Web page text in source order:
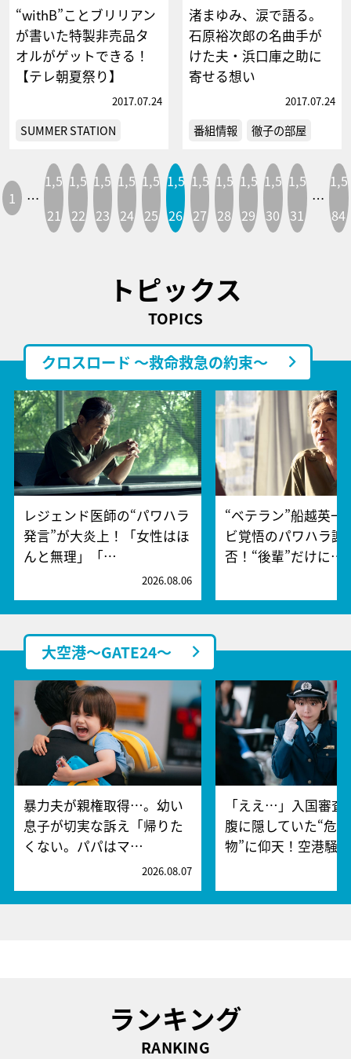
“withB”ことブリリアン
が書いた特製非売品タ
オルがゲットできる！
【テレ朝夏祭り】
2017.07.24
SUMMER STATION
渚まゆみ、涙で語る。
石原裕次郎の名曲手が
けた夫・浜口庫之助に
寄せる想い
2017.07.24
番組情報 徹子の部屋
1 …
1,5
21
1,5
22
1,5
23
1,5
24
1,5
25
1,5
26
1,5
27
1,5
28
1,5
29
1,5
30
1,5
31
…
1,5
84
トピックス
TOPICS
クロスロード ～救命救急の約束～
レジェンド医師の“パワハラ
発言”が大炎上！「女性はほ
んと無理」「…
2026.08.06
“ベテラン”船越英一
ビ覚悟のパワハラ謝
否！“後輩”だけに…
大空港～GATE24～
暴力夫が親権取得…。幼い
息子が切実な訴え「帰りた
くない。パパはマ…
2026.08.07
「ええ…」入国審査
腹に隠していた“危
物”に仰天！空港騒
ランキング
RANKING